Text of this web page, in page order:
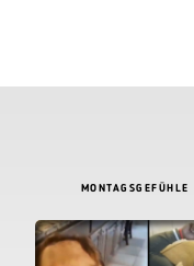
MONTAGSGEFÜHLE